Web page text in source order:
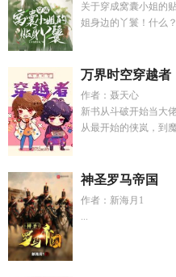
关于穿成窝囊小姐的
姐身边的丫鬟！什么
万界时空穿越者
作者：聂天心
新书从斗破开始当大
从最开始的侠岚，到
神圣罗马帝国
作者：新海月1
...